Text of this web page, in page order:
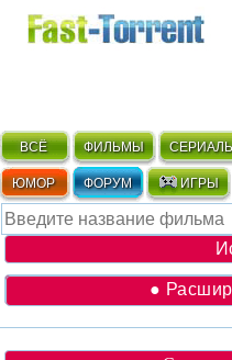
ВСЁ ФИЛЬМЫ
ЮМОР ФОРУМ ИГРЫ
●